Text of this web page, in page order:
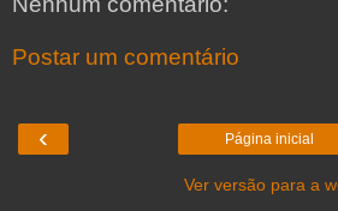
Postar um comentário
‹ Página inicial
Ver versão para a